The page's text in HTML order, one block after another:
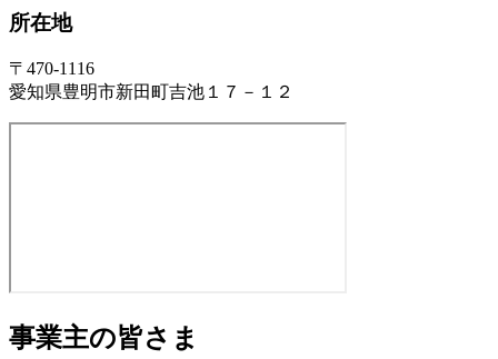
所在地
〒470-1116
愛知県豊明市新田町吉池１７－１２
事業主の皆さま